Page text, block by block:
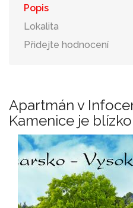
Popis
Lokalita
Přidejte hodnocení
Apartmán v
Kamenice je